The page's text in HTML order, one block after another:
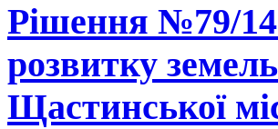
Рішення №79/
розвитку
Щастинської